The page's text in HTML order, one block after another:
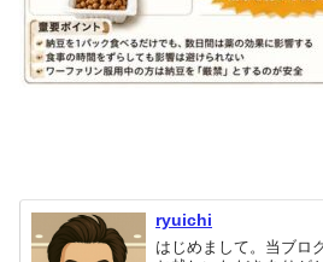
ryuichi
はじめまして。当ブロ